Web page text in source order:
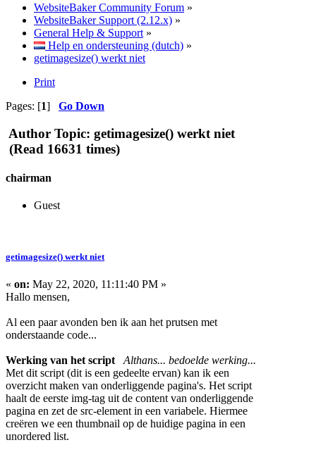
WebsiteBaker Community Forum »
WebsiteBaker Support (2.12.x) »
General Help & Support »
Help en ondersteuning (dutch) »
getimagesize() werkt niet
Print
Pages: [1] Go Down
Author Topic: getimagesize() werkt niet
(Read 16631 times)
chairman
Guest
getimagesize() werkt niet
« on: May 22, 2020, 11:11:40 PM »
Hallo mensen,
Al een paar avonden ben ik aan het prutsen met
onderstaande code...
Werking van het script
Althans... bedoelde werking...
Met dit script (dit is een gedeelte ervan) kan ik een
overzicht maken van onderliggende pagina's. Het script
haalt de eerste img-tag uit de content van onderliggende
pagina en zet de src-element in een variabele. Hiermee
creëren we een thumbnail op de huidige pagina in een
unordered list.